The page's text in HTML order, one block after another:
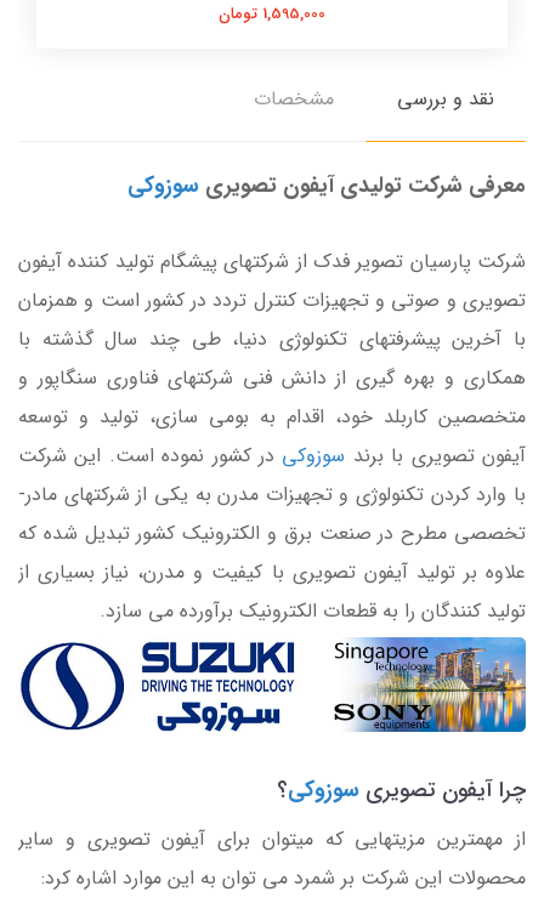
1,595,000 تومان
نقد و بررسی مشخصات
معرفی شرکت تولیدی آیفون تصویری سوزوکی
شرکت پارسیان تصویر فدک از شرکتهای پیشگام تولید کننده آیفون
تصویری و صوتی و تجهیزات کنترل تردد در کشور است و همزمان
با آخرین پیشرفتهای تکنولوژی دنیا، طی چند سال گذشته با
همکاری و بهره گیری از دانش فنی شرکتهای فناوری سنگاپور و
متخصصین کاربلد خود، اقدام به بومی سازی، تولید و توسعه
آیفون تصویری با برند سوزوکی در کشور نموده است. این شرکت
با وارد کردن تکنولوژی و تجهیزات مدرن به یکی از شرکتهای مادر-
تخصصی مطرح در صنعت برق و الکترونیک کشور تبدیل شده که
علاوه بر تولید آیفون تصویری با کیفیت و مدرن، نیاز بسیاری از
تولید کنندگان را به قطعات الکترونیک برآورده می سازد.
چرا آیفون تصویری سوزوکی؟
از مهمترین مزیتهایی که میتوان برای آیفون تصویری و سایر
محصولات این شرکت بر شمرد می توان به این موارد اشاره کرد: